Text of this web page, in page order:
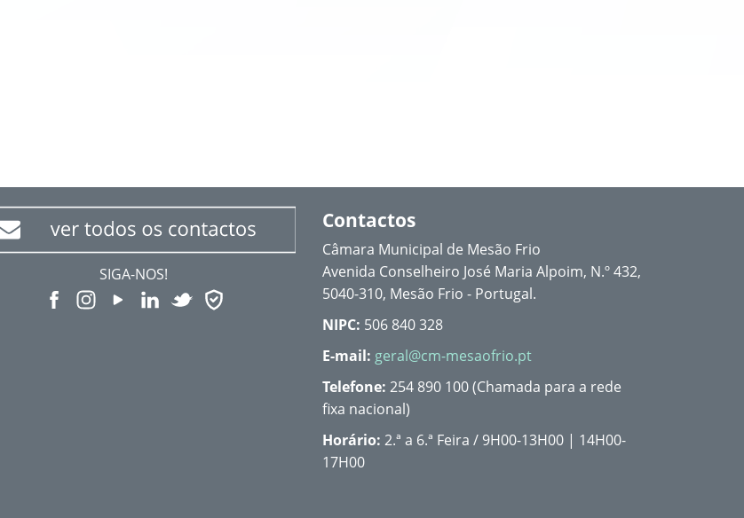
SIGA-NOS!
Contactos
Câmara Municipal de Mesão Frio
Avenida Conselheiro José Maria Alpoim, N.º 432,
5040-310, Mesão Frio - Portugal.
NIPC: 506 840 328
E-mail: geral@cm-mesaofrio.pt
Telefone: 254 890 100 (Chamada para a rede
fixa nacional)
Horário:2.ª a 6.ª Feira / 9H00-13H00 | 14H00-
17H00